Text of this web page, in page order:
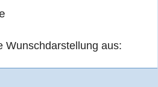
Wunschdarstellung aus: